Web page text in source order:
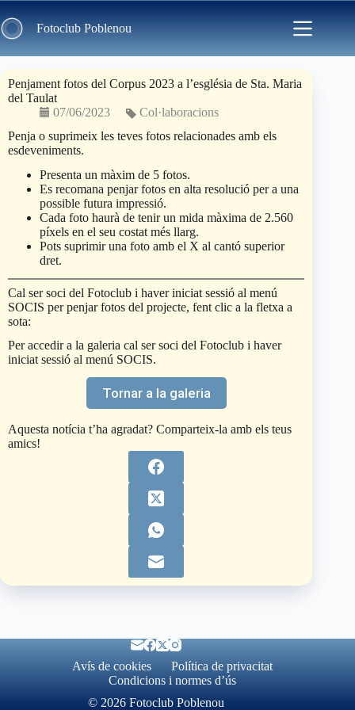
to
content Fotoclub Poblenou
Penjament fotos del Corpus 2023 a l’església de Sta. Maria
del Taulat
07/06/2023
Col·laboracions
Penja o suprimeix les teves fotos relacionades amb els
esdeveniments.
Presenta un màxim de 5 fotos.
Es recomana penjar fotos en alta resolució per a una
possible futura impressió.
Cada foto haurà de tenir un mida màxima de 2.560
píxels en el seu costat més llarg.
Pots suprimir una foto amb el X al cantó superior
dret.
Cal ser soci del Fotoclub i haver iniciat sessió al menú
SOCIS per penjar fotos del projecte, fent clic a la fletxa a
sota:
Per accedir a la galeria cal ser soci del Fotoclub i haver
iniciat sessió al menú SOCIS.
Tornar a la galeria
Aquesta notícia t’ha agradat? Comparteix-la amb els teus
amics!
Avís de cookies
Política de privacitat
Condicions i normes d’ús
© 2026 Fotoclub Poblenou